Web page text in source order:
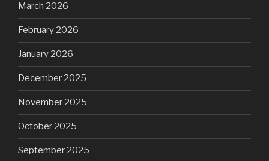
March 2026
February 2026
January 2026
December 2025
November 2025
October 2025
September 2025